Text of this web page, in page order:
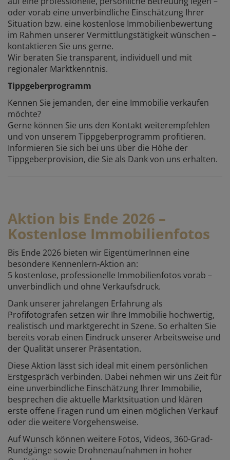
oder vorab eine unverbindliche Einschätzung Ihrer
Situation bzw. eine kostenlose Immobilienbewertung
im Rahmen unserer Vermittlungstätigkeit wünschen –
kontaktieren Sie uns gerne.
Wir beraten Sie transparent, individuell und mit
regionaler Marktkenntnis.
Tippgeberprogramm
Kennen Sie jemanden, der eine Immobilie verkaufen
möchte?
Gerne können Sie uns den Kontakt weiterempfehlen
und von unserem Tippgeberprogramm profitieren.
Informieren Sie sich bei uns über die Höhe der
Tippgeberprovision, die Sie als Dank von uns erhalten.
Aktion bis Ende 2026 –
Kostenlose Immobilienfotos
Bis Ende 2026 bieten wir EigentümerInnen eine
besondere Kennenlern-Aktion an:
5 kostenlose, professionelle Immobilienfotos vorab –
unverbindlich und ohne Verkaufsdruck.
Dank unserer jahrelangen Erfahrung als
Profifotografen setzen wir Ihre Immobilie hochwertig,
realistisch und marktgerecht in Szene. So erhalten Sie
bereits vorab einen Eindruck unserer Arbeitsweise und
der Qualität unserer Präsentation.
Diese Aktion lässt sich ideal mit einem persönlichen
Erstgespräch verbinden. Dabei nehmen wir uns Zeit für
eine unverbindliche Einschätzung Ihrer Immobilie,
besprechen die aktuelle Marktsituation und klären
erste offene Fragen rund um einen möglichen Verkauf
oder die weitere Vorgehensweise.
Auf Wunsch können weitere Fotos, Videos, 360-Grad-
Rundgänge sowie Drohnenaufnahmen in hoher